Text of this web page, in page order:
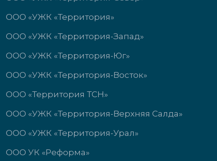
ООО «УЖК «Территория»
ООО «УЖК «Территория-Запад»
ООО «УЖК «Территория-Юг»
ООО «УЖК «Территория-Восток»
ООО «Территория ТСН»
ООО «УЖК «Территория-Верхняя Салда»
ООО «УЖК «Территория-Урал»
ООО УК «Реформа»